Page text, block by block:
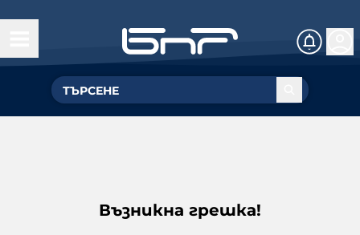
Възникна грешка!